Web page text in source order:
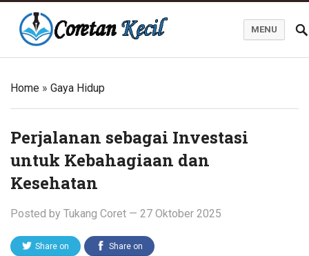
Coretan Kecil
MENU
Home » Gaya Hidup
Perjalanan sebagai Investasi
untuk Kebahagiaan dan
Kesehatan
Posted by Tukang Coret — 27 Oktober 2025
Share on Share on